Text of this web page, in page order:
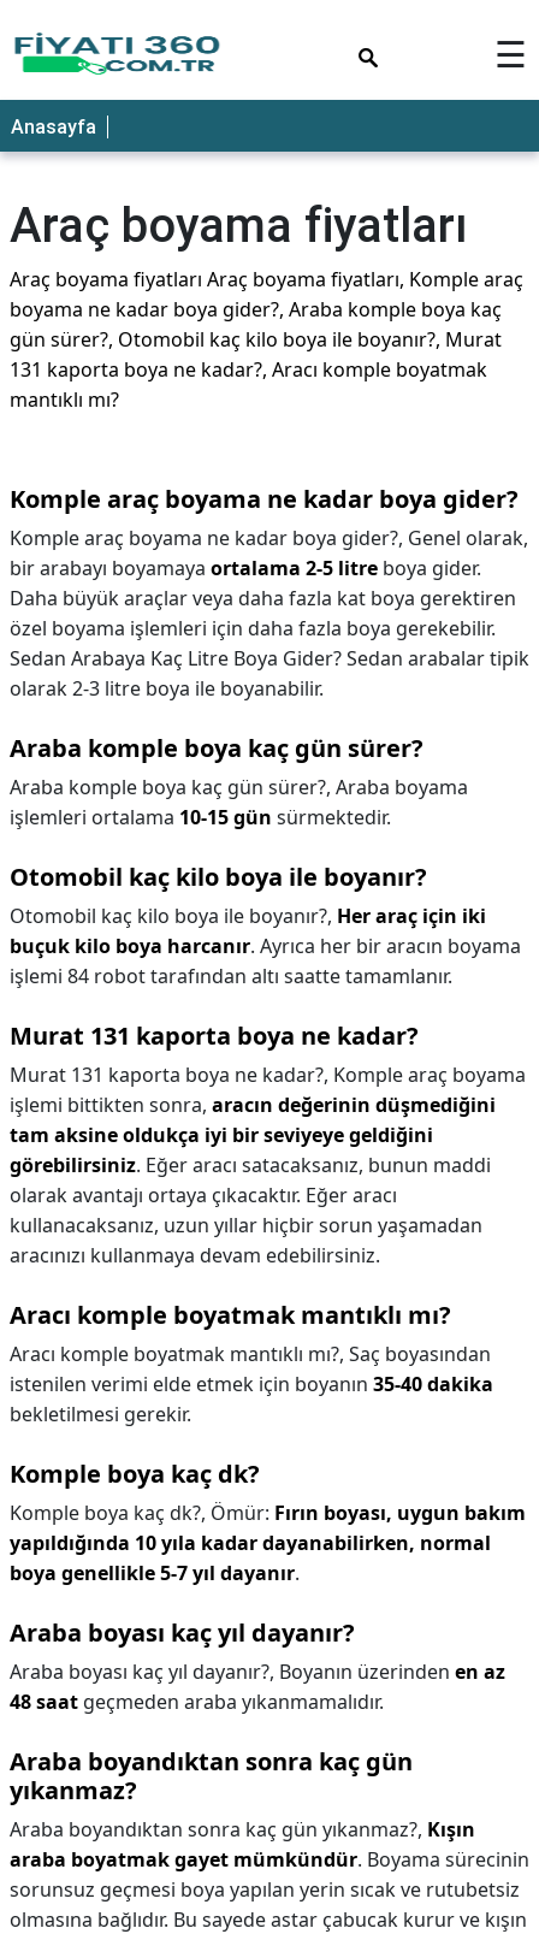
☰
Anasayfa
Araç boyama fiyatları
Araç boyama fiyatları Araç boyama fiyatları, Komple araç
boyama ne kadar boya gider?, Araba komple boya kaç
gün sürer?, Otomobil kaç kilo boya ile boyanır?, Murat
131 kaporta boya ne kadar?, Aracı komple boyatmak
mantıklı mı?
Komple araç boyama ne kadar boya gider?
Komple araç boyama ne kadar boya gider?, Genel olarak,
bir arabayı boyamaya ortalama 2-5 litre boya gider.
Daha büyük araçlar veya daha fazla kat boya gerektiren
özel boyama işlemleri için daha fazla boya gerekebilir.
Sedan Arabaya Kaç Litre Boya Gider? Sedan arabalar tipik
olarak 2-3 litre boya ile boyanabilir.
Araba komple boya kaç gün sürer?
Araba komple boya kaç gün sürer?, Araba boyama
işlemleri ortalama 10-15 gün sürmektedir.
Otomobil kaç kilo boya ile boyanır?
Otomobil kaç kilo boya ile boyanır?, Her araç için iki
buçuk kilo boya harcanır. Ayrıca her bir aracın boyama
işlemi 84 robot tarafından altı saatte tamamlanır.
Murat 131 kaporta boya ne kadar?
Murat 131 kaporta boya ne kadar?, Komple araç boyama
işlemi bittikten sonra, aracın değerinin düşmediğini
tam aksine oldukça iyi bir seviyeye geldiğini
görebilirsiniz. Eğer aracı satacaksanız, bunun maddi
olarak avantajı ortaya çıkacaktır. Eğer aracı
kullanacaksanız, uzun yıllar hiçbir sorun yaşamadan
aracınızı kullanmaya devam edebilirsiniz.
Aracı komple boyatmak mantıklı mı?
Aracı komple boyatmak mantıklı mı?, Saç boyasından
istenilen verimi elde etmek için boyanın 35-40 dakika
bekletilmesi gerekir.
Komple boya kaç dk?
Komple boya kaç dk?, Ömür: Fırın boyası, uygun bakım
yapıldığında 10 yıla kadar dayanabilirken, normal
boya genellikle 5-7 yıl dayanır.
Araba boyası kaç yıl dayanır?
Araba boyası kaç yıl dayanır?, Boyanın üzerinden en az
48 saat geçmeden araba yıkanmamalıdır.
Araba boyandıktan sonra kaç gün
yıkanmaz?
Araba boyandıktan sonra kaç gün yıkanmaz?, Kışın
araba boyatmak gayet mümkündür. Boyama sürecinin
sorunsuz geçmesi boya yapılan yerin sıcak ve rutubetsiz
olmasına bağlıdır. Bu sayede astar çabucak kurur ve kışın